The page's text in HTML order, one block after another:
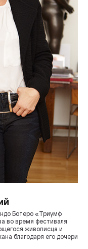
Ботеро «Триумф
во время фестиваля
живописца и
благодаря его дочери